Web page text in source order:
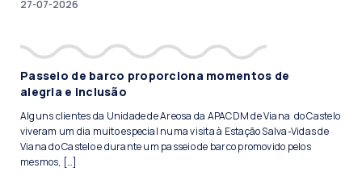
27-07-2026
Passeio de barco proporciona momentos de
alegria e inclusão
Alguns clientes da Unidade de Areosa da APACDM de Viana do Castelo
viveram um dia muito especial numa visita à Estação Salva-Vidas de
Viana do Castelo e durante um passeio de barco promovido pelos
mesmos, […]